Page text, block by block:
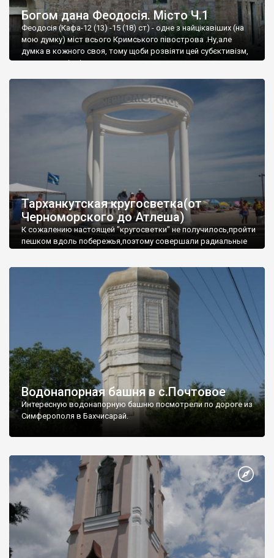
Богом дана Феодосія. Місто Ч.1
Феодосія (Кафа-12 (13) -15 (18) ст) - одне з найцікавіших (на
мою думку) міст всього Кримського півострова .Ну,але
думка в кожного своя, тому щоби розвіяти цей субєктивізм,
запрошую відвідати це
Тарханкутская кругосветка(от
Черноморского до Атлеша)
К сожалению настоящей "кругосветки" не получилось,пройти
пешком вдоль побережья,поэтому совершали радиальные
Водонапорная башня в с.Почтовое
Интересную водонапорную башню посмотрели по дороге из
Симферополя в Бахчисарай.